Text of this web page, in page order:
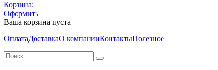
Корзина:
Оформить
Ваша корзина пуста
ОплатаДоставкаО компанииКонтактыПолезное